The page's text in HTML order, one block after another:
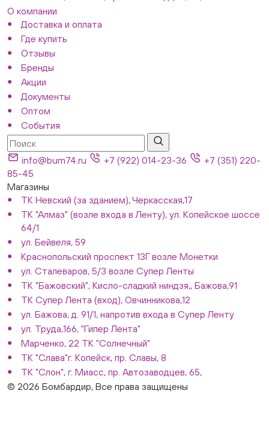
О компании
Доставка и оплата
Где купить
Отзывы
Бренды
Акции
Документы
Оптом
События
info@bum74.ru +7 (922) 014-23-36
+7 (351) 220-
85-45
Магазины
ТК Невский (за зданием), Черкасская,17
ТК "Алмаз" (возле входа в Ленту), ул. Копейское шоссе
64/1
ул. Бейвеля, 59
Краснопольский проспект 13Г возле Монетки
ул. Сталеваров, 5/3 возле Супер Ленты
ТК "Бажовский", Кисло-сладкий ниндзя,, Бажова,91
ТК Супер Лента (вход), Овчинникова,12
ул. Бажова, д. 91/1, напротив входа в Супер Ленту
ул. Труда,166, "Гипер Лента"
Марченко, 22 ТК "Солнечный"
ТК "Слава"г. Копейск, пр. Славы, 8
ТК "Слон", г. Миасс, пр. Автозаводцев, 65,
© 2026 Бомбардир, Все права защищены